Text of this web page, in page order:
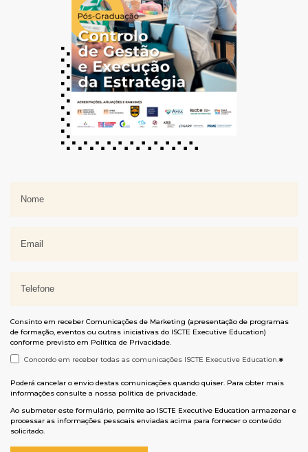
Consinto em receber Comunicações de Marketing (apresentação de programas
de formação, eventos ou outras iniciativas do ISCTE Executive Education)
conforme previsto em Política de Privacidade.
Concordo em receber todas as comunicações ISCTE Executive Education.*
Poderá cancelar o envio destas comunicações quando quiser. Para obter mais
informações consulte a nossa política de privacidade.
Ao submeter este formulário, permite ao ISCTE Executive Education armazenar e
processar as informações pessoais enviadas acima para fornecer o conteúdo
solicitado.